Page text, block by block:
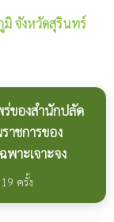
มิ จังหวัดสุรินทร์
ร่ของสำนักปลัด
าชการของ
พาะเจาะจง
ครั้ง